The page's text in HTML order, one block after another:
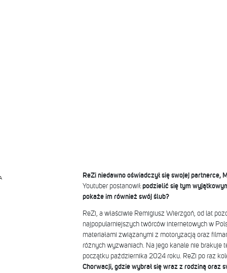
ReZi niedawno oświadczył się swojej partnerce,
Youtuber postanowił podzielić się tym
pokaże im również swój ślub?
ReZi, a właściwie Remigiusz Wierzgoń, od lat
najpopularniejszych twórców internetowych w
materiałami związanymi z motoryzacją oraz
różnych wyzwaniach. Na jego kanale nie brakuje
początku października 2024 roku. ReZi po raz
Chorwacji, gdzie wybrał się wraz z rodziną oraz